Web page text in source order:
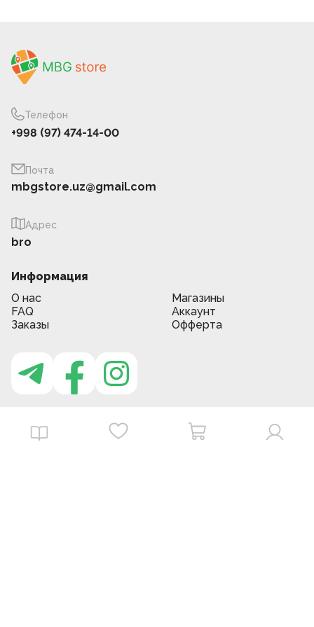
Телефон
+998 (97) 474-14-00
Почта
mbgstore.uz@gmail.com
Адрес
bro
Информация
О нас
Магазины
FAQ
Аккаунт
Заказы
Офферта
Приложение MBG store